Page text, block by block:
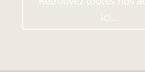
ici...